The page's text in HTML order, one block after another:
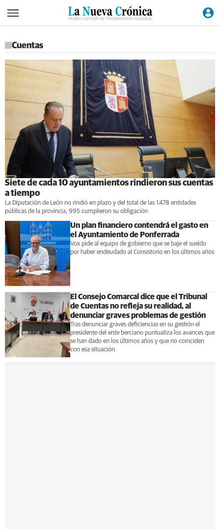
Cuentas
Siete de cada 10 ayuntamientos rindieron sus cuentas
a tiempo
La Diputación de León no rindió en plazo y del total de las 1.478 entidades
públicas de la provincia, 995 cumplieron su obligación
Un plan financiero contendrá el gasto en
el Ayuntamiento de Ponferrada
Vox pide al equipo de gobierno que se baje el sueldo
por haber endeudado al Consistorio en los últimos años
El Consejo Comarcal dice que el Tribunal
de Cuentas no refleja su realidad, al
denunciar graves problemas de gestión
Tras denunciar graves deficiencias en su gestión el
presidente del ente berciano puntualiza los avances que
se han dado en los últimos años y que no coinciden
con esa situación